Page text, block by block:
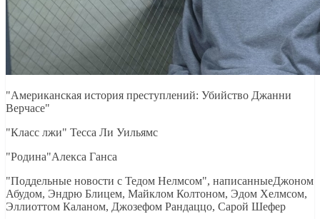
"Американская история преступлений: Убийство Джанни
Верчасе"
"Класс лжи" Тесса Ли Уильямс
"Родина"Алекса Ганса
"Поддельные новости с Тедом Нелмсом", написанныеДжоном
Абудом, Эндрю Блицем, Майклом Колтоном, Эдом Хелмсом,
Эллиоттом Каланом, Джозефом Рандаццо, Сарой Шефер